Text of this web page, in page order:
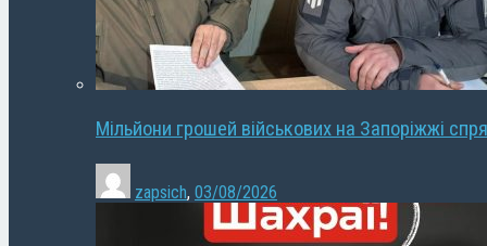
Мільйони грошей військових на Запоріжжі
zapsich, 03/08/2026